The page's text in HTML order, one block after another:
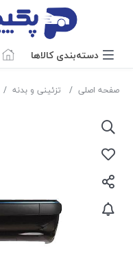
دسته‌بندی‌ کالاها
صفحه اصلی تزئینی و بدنه